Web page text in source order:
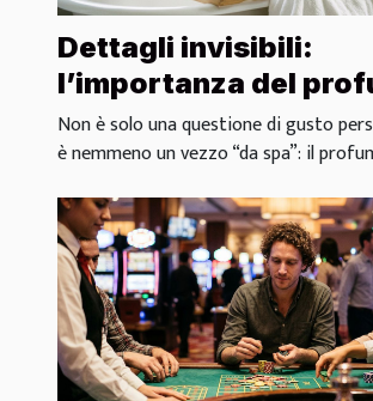
Dettagli invisibili:
l’importanza del
nei rituali di
Non è solo una questione di gusto
è nemmeno un vezzo “da spa”: il